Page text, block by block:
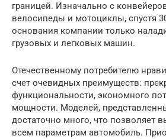
границей. Изначально с
велосипеды и мотоциклы, спустя
основания компании только
грузовых и легковых машин.
Отечественному потребителю
счет очевидных преимуществ:
функциональности, экономного
мощности. Моделей,
достаточно много, что позволяет
всем параметрам автомобиль.